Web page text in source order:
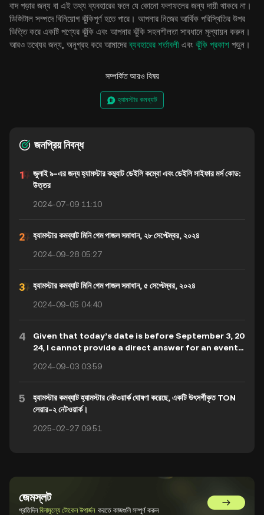
বাদ পড়ার জন্য বা এই তথ্য ব্যবহারের ফলে যে কোনো ফলাফলের জন্য দায়ী থাকবে না।
ডিজিটাল সম্পদে বিনিয়োগ ঝুঁকিপূর্ণ হতে পারে। আপনার নিজের আর্থিক পরিস্থিতির উপর
ভিত্তি করে একটি পণ্যের ঝুঁকি এবং আপনার ঝুঁকি সহনশীলতা সাবধানে মূল্যায়ন করুন।
আরও তথ্যের জন্য, অনুগ্রহ করে আমাদের ব্যবহারের শর্তাবলী এবং ঝুঁকি প্রকাশ পড়ুন।
সম্পর্কিত আরও বিষয়
হ্যামস্টার কমব্যাট
জনপ্রিয় নিবন্ধ
জুলাই ৯-এর জন্য হ্যামস্টার কম্ব্যাট ডেইলি কম্বো এবং ডেইলি সাইফার মর্স কোড:
উত্তর
2024-07-09 11:10
হ্যামস্টার কমব্যাট মিনি গেম পাজল সমাধান, ২৮ সেপ্টেম্বর, ২০২৪
2024-09-28 05:27
হ্যামস্টার কমব্যাট মিনি গেম পাজল সমাধান, ৫ সেপ্টেম্বর, ২০২৪
2024-09-05 04:40
4
Given that today’s date is before September 3, 20
24, I cannot provide a direct answer for an event
me to assist in translating "Hamster Kombat Mini
Game Puzzle Solution, September 3, 2024" into Be
ngali, here is the translation: **হ্যামস্টার কমব্যাট মিনি গেম
ধাঁধার সমাধান, ৩ সেপ্টেম্বর, ২০২৪**
2024-09-03 03:59
5
হ্যামস্টার কমব্যাট হ্যামস্টার নেটওয়ার্ক ঘোষণা করেছে, একটি উৎসর্গীকৃত TON
লেয়ার-২ নেটওয়ার্ক।
2025-02-27 09:51
জেমস্লট
প্রতিদিনবিনামূল্যে টোকেন উপার্জন করতে কাজগুলি সম্পূর্ণ করুন GemSlot এ